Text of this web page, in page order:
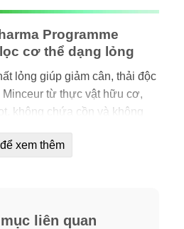
Programme
cơ thể dạng lỏng
lỏng giúp giảm cân, thải độc
từ thực vật hữu cơ,
không chứa cồn và không
detox cơ thể hoàn chỉnh.
xem thêm
liên quan